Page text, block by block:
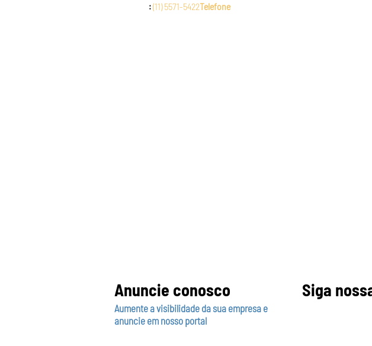
: (11) 5571-5422Telefone
Anuncie conosco Siga
Aumente a visibilidade da sua empresa e
anuncie em nosso portal